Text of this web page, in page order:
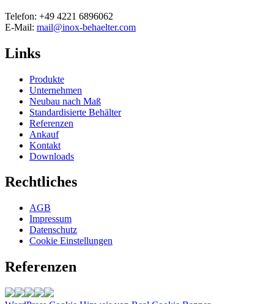
Telefon: +49 4221 6896062
E-Mail: mail@inox-behaelter.com
Links
Produkte
Unternehmen
Neubau nach Maß
Standardisierte Behälter
Referenzen
Ankauf
Kontakt
Downloads
Rechtliches
AGB
Impressum
Datenschutz
Cookie Einstellungen
Referenzen